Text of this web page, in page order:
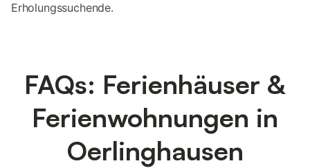
Erholungssuchende.
FAQs: Ferienhäuser &
Ferienwohnungen in
Oerlinghausen